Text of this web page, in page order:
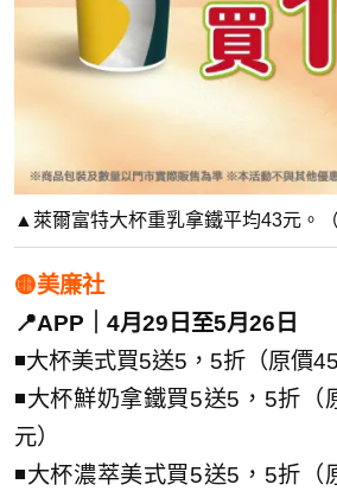
▲萊爾富特大杯重乳拿鐵平均43元。
🟡美廉社
📍APP｜4月29日至5月26日
◾大杯美式買5送5，5折（原價
◾大杯鮮奶拿鐵買5送5，5折（
元）
◾大杯濃萃美式買5送5，5折（